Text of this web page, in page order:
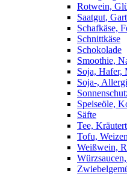
Rotwein,
Saatgut,
Schafkäse,
Schnittkäse
Schokolade
Smoothie,
Soja, Hafer,
Soja-,
Speiseöle,
Säfte
Tee,
Tofu,
Weißwein,